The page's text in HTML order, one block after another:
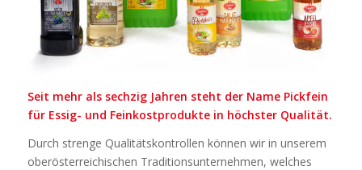
Seit mehr als sechzig Jahren steht der Name Pickfein
für Essig- und Feinkostprodukte in höchster Qualität.
Durch strenge Qualitätskontrollen können wir in unserem
oberösterreichischen Traditionsunternehmen, welches